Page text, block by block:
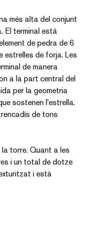
més alta del conjunt
El terminal está
de pedra de 6
estrelles de forja. Les
de manera
a la part central del
per la geometria
sostenen l'estrella.
de tons
torre. Quant a les
i un total de dotze
i està